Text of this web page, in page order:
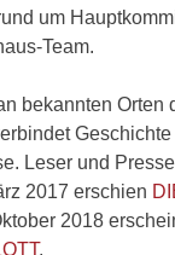
um
Team.
bekannten Orten
Leser und
2017 erschien
2018
.